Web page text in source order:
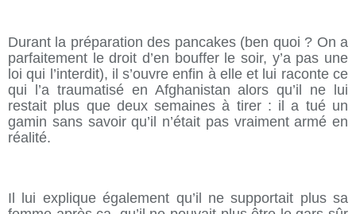
Durant la préparation des pancakes (ben quoi ? On a
parfaitement le droit d’en bouffer le soir, y’a pas une
loi qui l’interdit), il s’ouvre enfin à elle et lui raconte ce
qui l’a traumatisé en Afghanistan alors qu’il ne lui
restait plus que deux semaines à tirer : il a tué un
gamin sans savoir qu’il n’était pas vraiment armé en
réalité.
Il lui explique également qu’il ne supportait plus sa